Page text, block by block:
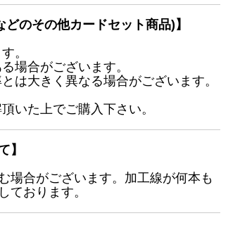
のその他カードセット商品)】
。
場合がございます。
は大きく異なる場合がございます。
いた上でご購入下さい。
】
場合がございます。加工線が何本も
ております。